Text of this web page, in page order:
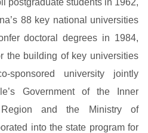
postgraduate students in 1962,
88 key national universities
doctoral degrees in 1984,
the building of key universities
university jointly
Government of the Inner
Region and the Ministry of
into the state program for